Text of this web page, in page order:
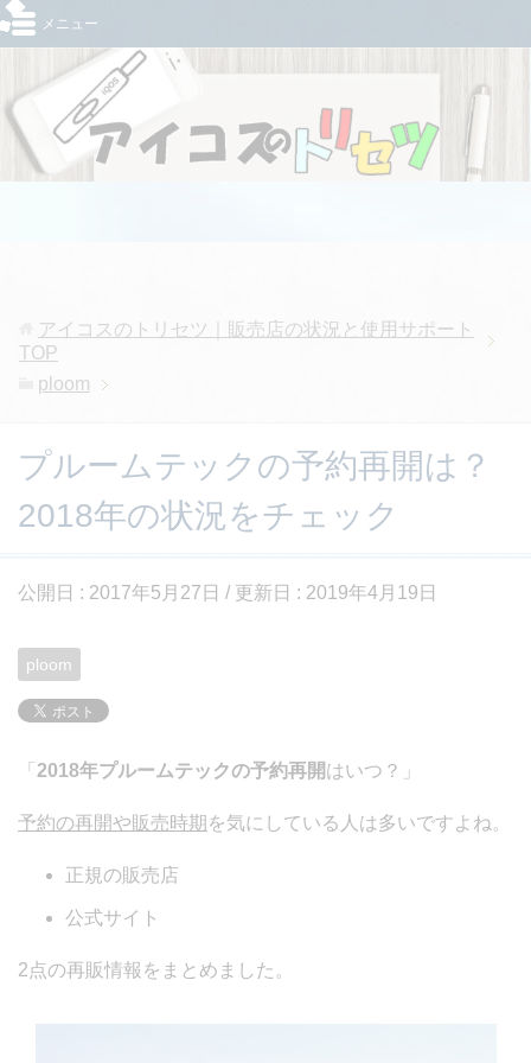
メニュー
アイコスのトリセツ｜販売店の状況と使用サポート
TOP
ploom
プルームテックの予約再開は？
2018年の状況をチェック
公開日 : 2017年5月27日 / 更新日 : 2019年4月19日
ploom
「 2018年プルームテックの予約再開はいつ？」
予約の再開や販売時期 を気にしている人は多いですよね。
正規の販売店
公式サイト
2点の再販情報をまとめました。